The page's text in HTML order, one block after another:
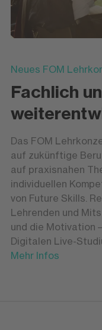
Neues FOM
Fachlich
Das FOM
auf zukünftige
auf praxisnahen
individuellen
von Future Skills.
Lehrenden und
und die Motivation
Digitalen Live-
Mehr Infos